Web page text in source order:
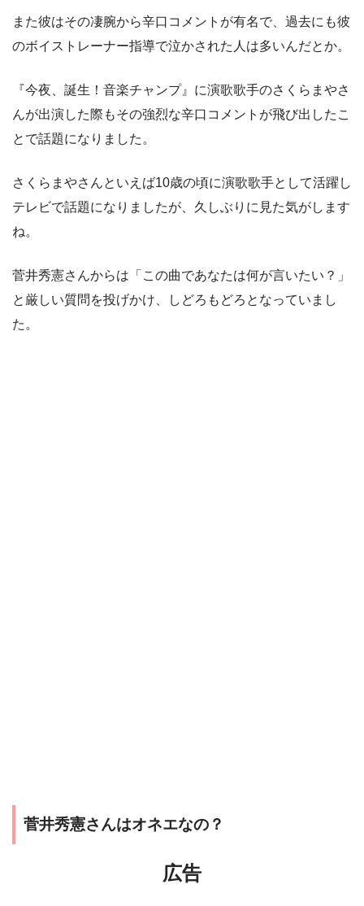
また彼はその凄腕から辛口コメントが有名で、過去にも彼
のボイストレーナー指導で泣かされた人は多いんだとか。
『今夜、誕生！音楽チャンプ』に演歌歌手のさくらまやさ
んが出演した際もその強烈な辛口コメントが飛び出したこ
とで話題になりました。
さくらまやさんといえば10歳の頃に演歌歌手として活躍し
テレビで話題になりましたが、久しぶりに見た気がします
ね。
菅井秀憲さんからは「この曲であなたは何が言いたい？」
と厳しい質問を投げかけ、しどろもどろとなっていまし
た。
菅井秀憲さんはオネエなの？
広告